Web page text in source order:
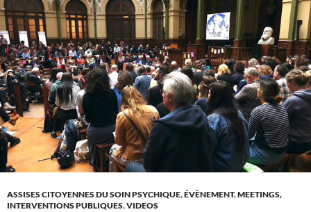
ASSISES CITOYENNES DU SOIN PSYCHIQUE,ÉVÈNEMENT,MEETINGS,
INTERVENTIONS PUBLIQUES,VIDEOS